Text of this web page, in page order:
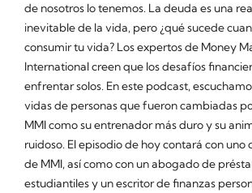
de nosotros lo tenemos. La deuda es una
inevitable de la vida, pero ¿qué sucede
consumir tu vida? Los expertos de Money
International creen que los desafíos
enfrentar solos. En este podcast,
vidas de personas que fueron cambiadas
MMI como su entrenador más duro y su
ruidoso. El episodio de hoy contará con uno
de MMI, así como con un abogado de
estudiantiles y un escritor de finanzas